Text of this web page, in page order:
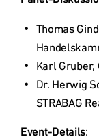
Thomas
Dr. Herwig
Event-Details